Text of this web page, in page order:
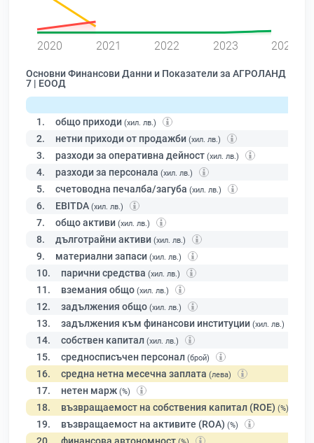
2020 2021 2022 2023 2024
Основни Финансови Данни и Показатели за АГРОЛАНД
7 | ЕООД
1. общо приходи (хил. лв.)
2. нетни приходи от продажби (хил. лв.)
3. разходи за оперативна дейност (хил. лв.)
4. разходи за персонала (хил. лв.)
5. счетоводна печалба/загуба (хил. лв.)
6. EBITDA (хил. лв.)
7. общо активи (хил. лв.)
8. дълготрайни активи (хил. лв.)
9. материални запаси (хил. лв.)
10. парични средства (хил. лв.)
11. вземания общо (хил. лв.)
12. задължения общо (хил. лв.)
13. задължения към финансови институции (хил. лв.)
14. собствен капитал (хил. лв.)
15. средносписъчен персонал (брой)
16. средна нетна месечна заплата (лева)
17. нетен марж (%)
18. възвращаемост на собствения капитал (ROE) (%)
19. възвращаемост на активите (ROA) (%)